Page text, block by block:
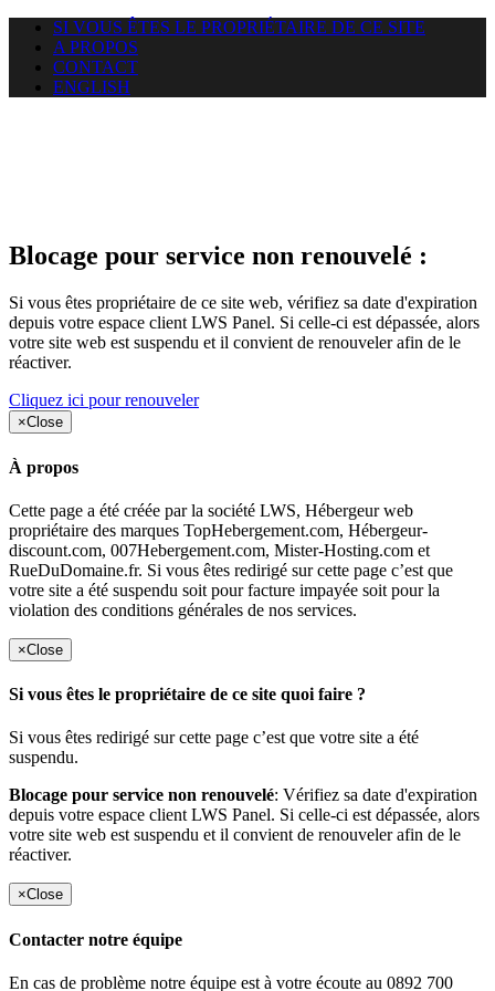
SI VOUS ÊTES LE PROPRIÉTAIRE DE CE SITE
A PROPOS
CONTACT
ENGLISH
Blocage pour service non renouvelé :
Si vous êtes propriétaire de ce site web, vérifiez sa date d'expiration
depuis votre espace client LWS Panel. Si celle-ci est dépassée, alors
votre site web est suspendu et il convient de renouveler afin de le
réactiver.
Cliquez ici pour renouveler
×Close
À propos
Cette page a été créée par la société LWS, Hébergeur web
propriétaire des marques TopHebergement.com, Hébergeur-
discount.com, 007Hebergement.com, Mister-Hosting.com et
RueDuDomaine.fr. Si vous êtes redirigé sur cette page c’est que
votre site a été suspendu soit pour facture impayée soit pour la
violation des conditions générales de nos services.
×Close
Si vous êtes le propriétaire de ce site quoi faire ?
Si vous êtes redirigé sur cette page c’est que votre site a été
suspendu.
Blocage pour service non renouvelé: Vérifiez sa date d'expiration
depuis votre espace client LWS Panel. Si celle-ci est dépassée, alors
votre site web est suspendu et il convient de renouveler afin de le
réactiver.
×Close
Contacter notre équipe
En cas de problème notre équipe est à votre écoute au 0892 700